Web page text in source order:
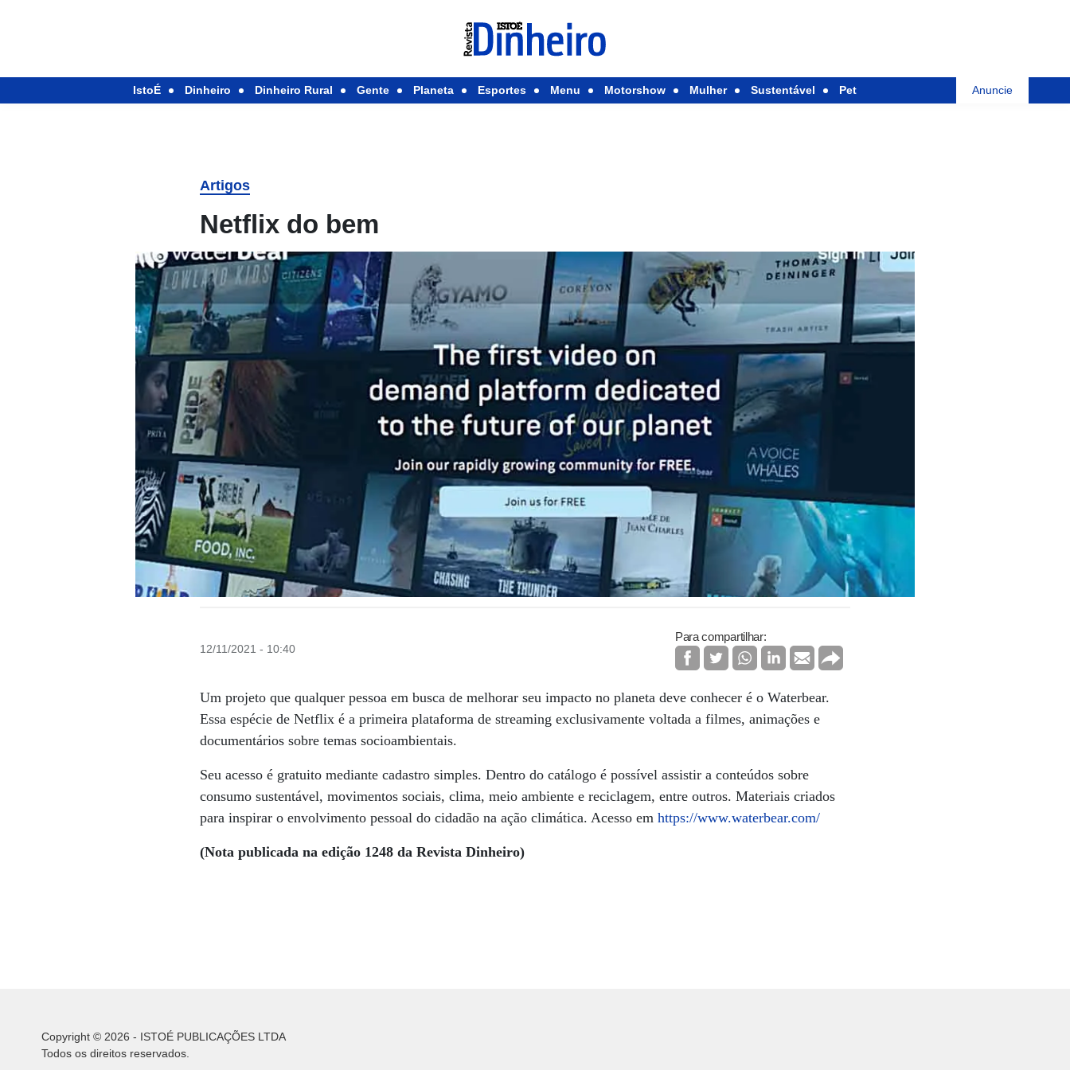
IstoÉ Dinheiro Dinheiro Rural Gente Planeta Esportes Menu Motorshow Mulher Sustentável Pet Anuncie
Artigos
Netflix do bem
12/11/2021 - 10:40
Para compartilhar:
Um projeto que qualquer pessoa em busca de melhorar seu impacto no planeta deve conhecer é o Waterbear.
Essa espécie de Netflix é a primeira plataforma de streaming exclusivamente voltada a filmes, animações e
documentários sobre temas socioambientais.
Seu acesso é gratuito mediante cadastro simples. Dentro do catálogo é possível assistir a conteúdos sobre
consumo sustentável, movimentos sociais, clima, meio ambiente e reciclagem, entre outros. Materiais criados
para inspirar o envolvimento pessoal do cidadão na ação climática. Acesso emhttps://www.waterbear.com/
(Nota publicada na edição 1248 da Revista Dinheiro)
Copyright © 2026 - ISTOÉ PUBLICAÇÕES LTDA
Todos os direitos reservados.